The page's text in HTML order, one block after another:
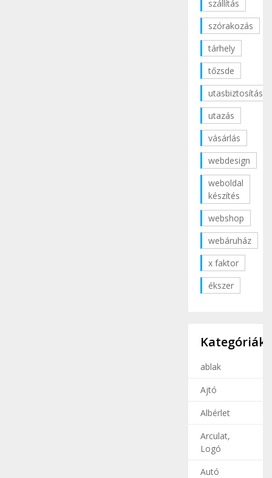
szállítás
szórakozás
tárhely
tőzsde
utasbiztosítás
utazás
vásárlás
webdesign
weboldal
készítés
webshop
webáruház
x faktor
ékszer
Kategóriák
ablak
Ajtó
Albérlet
Arculat,
Logó
Autó